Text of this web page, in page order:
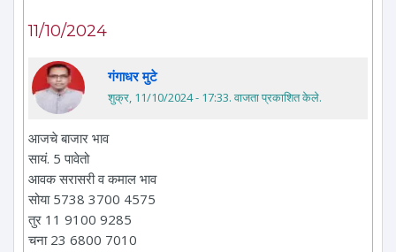
11/10/2024
गंगाधर मुटे
शुक्र, 11/10/2024 - 17:33. वाजता प्रकाशित केले.
आजचे बाजार भाव
सायं. 5 पावेतो
आवक सरासरी व कमाल भाव
सोया 5738 3700 4575
तुर 11 9100 9285
चना 23 6800 7010